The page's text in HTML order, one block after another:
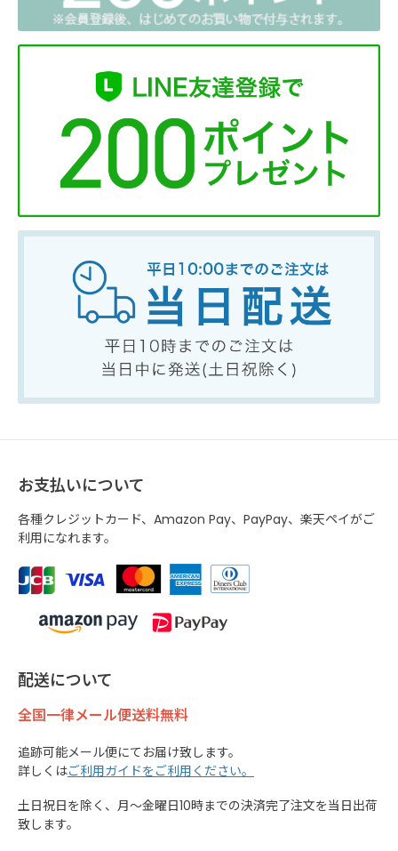
お支払いについて
各種クレジットカード、Amazon Pay、PayPay、楽天ペイがご
利用になれます。
配送について
全国一律メール便送料無料
追跡可能メール便にてお届け致します。
詳しくはご利用ガイドをご利用ください。
土日祝日を除く、月～金曜日10時までの決済完了注文を当日出荷
致します。